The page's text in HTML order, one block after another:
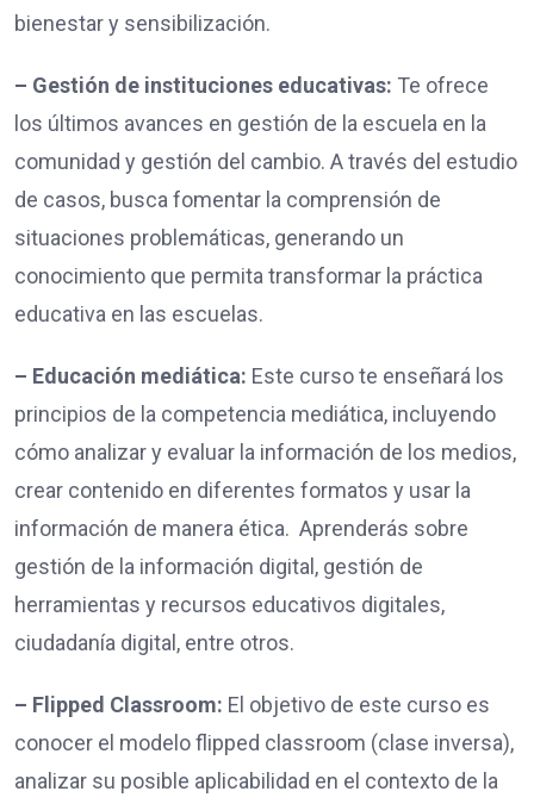
bienestar y sensibilización.
– Gestión de instituciones educativas: Te ofrece
los últimos avances en gestión de la escuela en la
comunidad y gestión del cambio. A través del estudio
de casos, busca fomentar la comprensión de
situaciones problemáticas, generando un
conocimiento que permita transformar la práctica
educativa en las escuelas.
– Educación mediática: Este curso te enseñará los
principios de la competencia mediática, incluyendo
cómo analizar y evaluar la información de los medios,
crear contenido en diferentes formatos y usar la
información de manera ética. Aprenderás sobre
gestión de la información digital, gestión de
herramientas y recursos educativos digitales,
ciudadanía digital, entre otros.
– Flipped Classroom: El objetivo de este curso es
conocer el modelo flipped classroom (clase inversa),
analizar su posible aplicabilidad en el contexto de la